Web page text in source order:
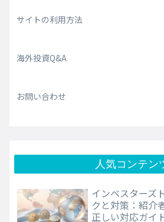
サイトの利用方法
海外投資Q&A
お問い合わせ
人気コンテン
インベスターズ
クと対策：紹介
正しい対応ガイ